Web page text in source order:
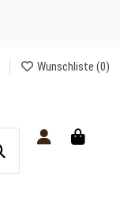
Wunschliste (0)